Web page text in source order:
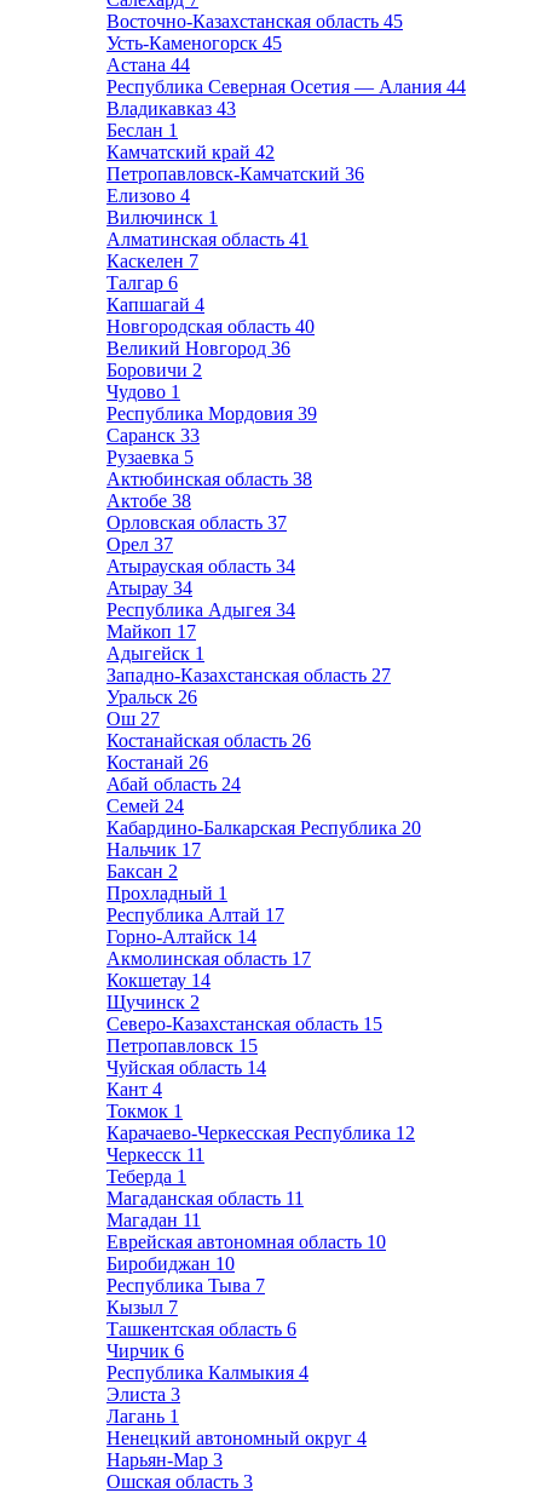
Восточно-Казахстанская область 45
Усть-Каменогорск 45
Астана 44
Республика Северная Осетия — Алания 44
Владикавказ 43
Беслан 1
Камчатский край 42
Петропавловск-Камчатский 36
Елизово 4
Вилючинск 1
Алматинская область 41
Каскелен 7
Талгар 6
Капшагай 4
Новгородская область 40
Великий Новгород 36
Боровичи 2
Чудово 1
Республика Мордовия 39
Саранск 33
Рузаевка 5
Актюбинская область 38
Актобе 38
Орловская область 37
Орел 37
Атырауская область 34
Атырау 34
Республика Адыгея 34
Майкоп 17
Адыгейск 1
Западно-Казахстанская область 27
Уральск 26
Ош 27
Костанайская область 26
Костанай 26
Абай область 24
Семей 24
Кабардино-Балкарская Республика 20
Нальчик 17
Баксан 2
Прохладный 1
Республика Алтай 17
Горно-Алтайск 14
Акмолинская область 17
Кокшетау 14
Щучинск 2
Северо-Казахстанская область 15
Петропавловск 15
Чуйская область 14
Кант 4
Токмок 1
Карачаево-Черкесская Республика 12
Черкесск 11
Теберда 1
Магаданская область 11
Магадан 11
Еврейская автономная область 10
Биробиджан 10
Республика Тыва 7
Кызыл 7
Ташкентская область 6
Чирчик 6
Республика Калмыкия 4
Элиста 3
Лагань 1
Ненецкий автономный округ 4
Нарьян-Мар 3
Ошская область 3